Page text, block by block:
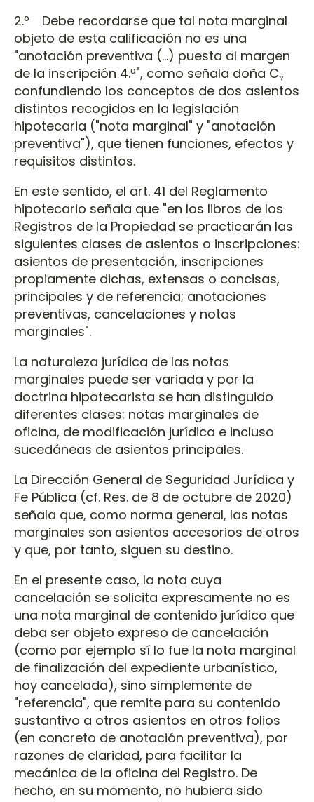
2.º Debe recordarse que tal nota marginal
objeto de esta calificación no es una
"anotación preventiva (…) puesta al margen
de la inscripción 4.ª", como señala doña C.,
confundiendo los conceptos de dos asientos
distintos recogidos en la legislación
hipotecaria ("nota marginal" y "anotación
preventiva"), que tienen funciones, efectos y
requisitos distintos.
En este sentido, el art. 41 del Reglamento
hipotecario señala que "en los libros de los
Registros de la Propiedad se practicarán las
siguientes clases de asientos o inscripciones:
asientos de presentación, inscripciones
propiamente dichas, extensas o concisas,
principales y de referencia; anotaciones
preventivas, cancelaciones y notas
marginales".
La naturaleza jurídica de las notas
marginales puede ser variada y por la
doctrina hipotecarista se han distinguido
diferentes clases: notas marginales de
oficina, de modificación jurídica e incluso
sucedáneas de asientos principales.
La Dirección General de Seguridad Jurídica y
Fe Pública (cf. Res. de 8 de octubre de 2020)
señala que, como norma general, las notas
marginales son asientos accesorios de otros
y que, por tanto, siguen su destino.
En el presente caso, la nota cuya
cancelación se solicita expresamente no es
una nota marginal de contenido jurídico que
deba ser objeto expreso de cancelación
(como por ejemplo sí lo fue la nota marginal
de finalización del expediente urbanístico,
hoy cancelada), sino simplemente de
"referencia", que remite para su contenido
sustantivo a otros asientos en otros folios
(en concreto de anotación preventiva), por
razones de claridad, para facilitar la
mecánica de la oficina del Registro. De
hecho, en su momento, no hubiera sido